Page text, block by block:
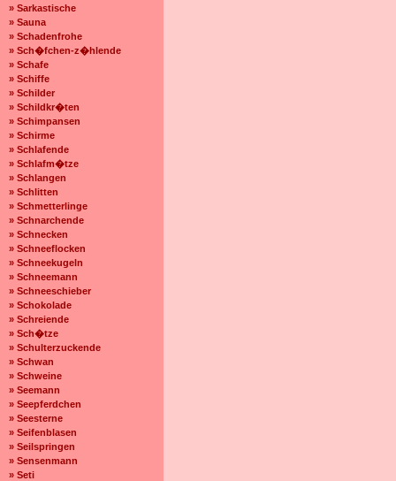
» Sarkastische
» Sauna
» Schadenfrohe
» Sch�fchen-z�hlende
» Schafe
» Schiffe
» Schilder
» Schildkr�ten
» Schimpansen
» Schirme
» Schlafende
» Schlafm�tze
» Schlangen
» Schlitten
» Schmetterlinge
» Schnarchende
» Schnecken
» Schneeflocken
» Schneekugeln
» Schneemann
» Schneeschieber
» Schokolade
» Schreiende
» Sch�tze
» Schulterzuckende
» Schwan
» Schweine
» Seemann
» Seepferdchen
» Seesterne
» Seifenblasen
» Seilspringen
» Sensenmann
» Seti